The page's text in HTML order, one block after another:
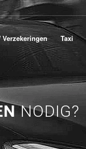
Verzekeringen Taxi
NODIG?